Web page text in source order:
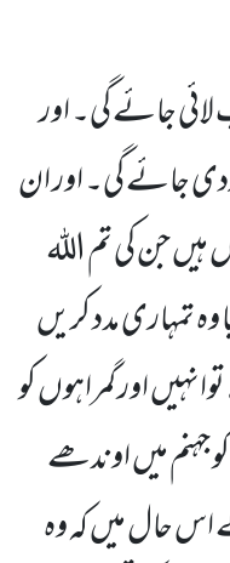
جائے گی۔ اور
جائے گی۔ اور ان
جن کی تم اللہ
تمہاری مدد کریں
اور گمراہوں کو
میں اوندھے
اس حال میں کہ وہ